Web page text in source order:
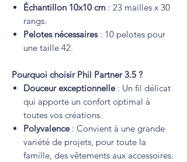
Échantillon 10x10 cm : 23 mailles x 30
rangs.
Pelotes nécessaires: 10 pelotes pour
une taille 42.
Pourquoi choisir Phil Partner 3.5 ?
Douceur exceptionnelle: Un fil délicat
qui apporte un confort optimal à
toutes vos créations.
Polyvalence: Convient à une grande
variété de projets, pour toute la
famille, des vêtements aux accessoires.